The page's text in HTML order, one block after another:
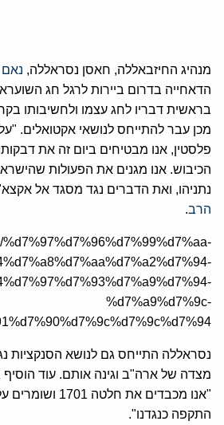
מנהיג החיזבאללה, חאסן נסראללה, נאם
הדאחייה בדרום ביירות לרגל חג
בראשית דבריו לחג עצמו ולחשיבותו
מכן עבר להתייחס לנושאי אקטואלים. "על
פלסטין, אנו מבטיחים ביום זה את
הכיבוש. אנו מגנים את הפעולות
נתניהו, ואת הדברים נגד מסגד אל
הרב.
%d7%97%d7%96%d7%99%d7%aa-
%d7%a9%d7%9c-
נסראללה התייחס גם לנושא הסנקציות
"אנו מכבדים את
התקפה כנגדנו".